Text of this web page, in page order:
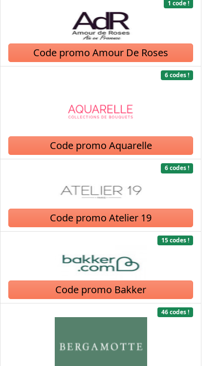
1 code !
Code promo Amour De Roses
6 codes !
Code promo Aquarelle
6 codes !
Code promo Atelier 19
15 codes !
Code promo Bakker
46 codes !